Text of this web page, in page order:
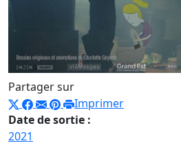
Partager sur
Imprimer
Date de sortie :
2021